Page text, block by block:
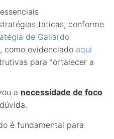
táticas, conforme
de Gallardo
como evidenciado aqui
para fortalecer a
a necessidade de foco
é fundamental para